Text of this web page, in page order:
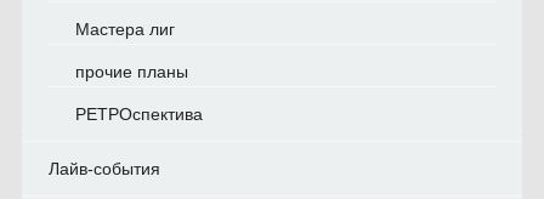
Мастера лиг
прочие планы
РЕТРОспектива
Лайв-события